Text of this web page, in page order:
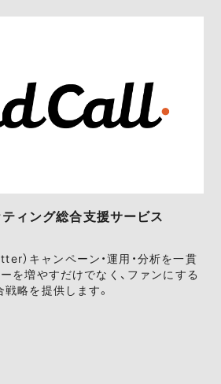
ィング総合支援サービス
）キャンペーン・運用・分析を一貫
を増やすだけでなく、ファンにする
略を提供します。